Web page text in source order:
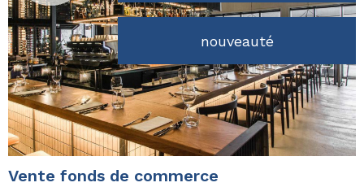
nouveauté
voir le
bien
Vente fonds de commerce